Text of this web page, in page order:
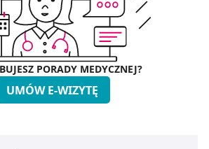
PORADY MEDYCZNEJ?
UMÓW E-WIZYTĘ